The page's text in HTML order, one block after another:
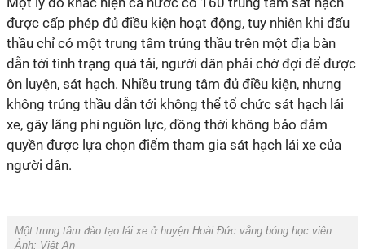
được cấp phép đủ điều kiện hoạt động, tuy nhiên khi đấu
thầu chỉ có một trung tâm trúng thầu trên một địa bàn
dẫn tới tình trạng quá tải, người dân phải chờ đợi để được
ôn luyện, sát hạch. Nhiều trung tâm đủ điều kiện, nhưng
không trúng thầu dẫn tới không thể tổ chức sát hạch lái
xe, gây lãng phí nguồn lực, đồng thời không bảo đảm
quyền được lựa chọn điểm tham gia sát hạch lái xe của
người dân.
Một trung tâm đào tạo lái xe ở huyện Hoài Đức vắng bóng học viên.
Ảnh: Việt An